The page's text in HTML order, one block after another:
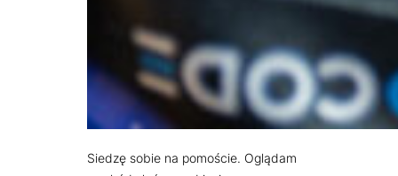
Siedzę sobie na pomoście. Oglądam